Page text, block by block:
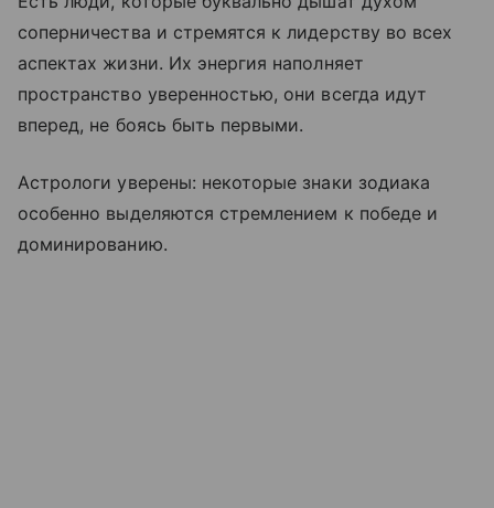
соперничества и стремятся к лидерству во всех
аспектах жизни. Их энергия наполняет
пространство уверенностью, они всегда идут
вперед, не боясь быть первыми.
Астрологи уверены: некоторые знаки зодиака
особенно выделяются стремлением к победе и
доминированию.